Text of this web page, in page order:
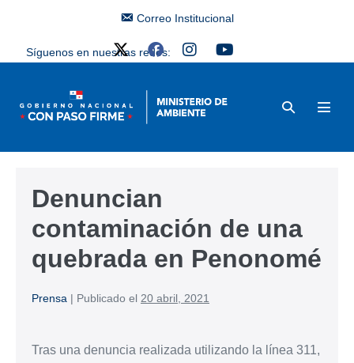
Correo Institucional
Síguenos en nuestras redes:
Denuncian
contaminación de una
quebrada en Penonomé
Prensa | Publicado el 20 abril, 2021
Tras una denuncia realizada utilizando la línea 311,